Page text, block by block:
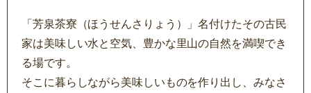
「芳泉茶寮（ほうせんさりょう）」名付けたその古民
家は美味しい水と空気、豊かな里山の自然を満喫でき
る場です。
そこに暮らしながら美味しいものを作り出し、みなさ